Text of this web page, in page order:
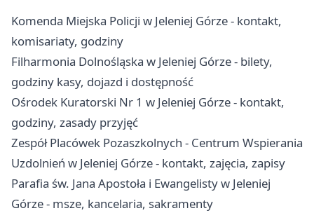
Komenda Miejska Policji w Jeleniej Górze - kontakt,
komisariaty, godziny
Filharmonia Dolnośląska w Jeleniej Górze - bilety,
godziny kasy, dojazd i dostępność
Ośrodek Kuratorski Nr 1 w Jeleniej Górze - kontakt,
godziny, zasady przyjęć
Zespół Placówek Pozaszkolnych - Centrum Wspierania
Uzdolnień w Jeleniej Górze - kontakt, zajęcia, zapisy
Parafia św. Jana Apostoła i Ewangelisty w Jeleniej
Górze - msze, kancelaria, sakramenty